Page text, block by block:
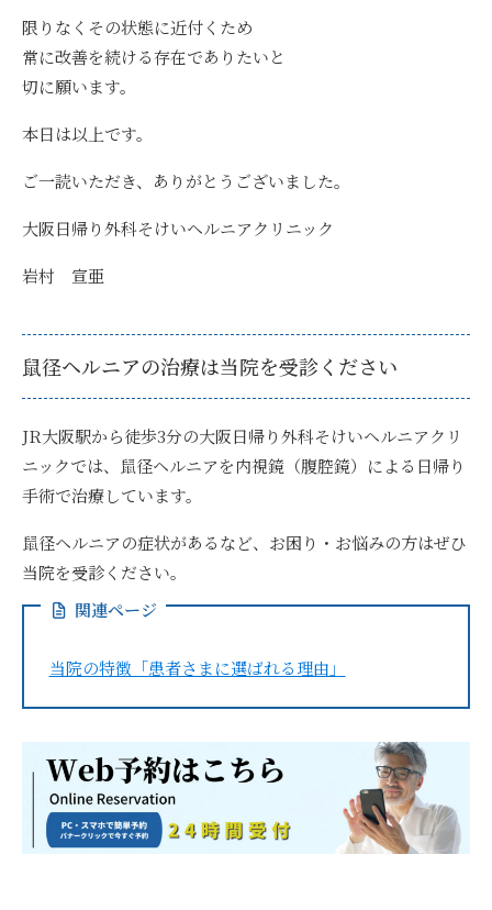
限りなくその状態に近付くため
常に改善を続ける存在でありたいと
切に願います。
本日は以上です。
ご一読いただき、ありがとうございました。
大阪日帰り外科そけいヘルニアクリニック
岩村 宣亜
鼠径ヘルニアの治療は当院を受診ください
JR大阪駅から徒歩3分の大阪日帰り外科そけいヘルニアクリ
ニックでは、 鼠径ヘルニアを内視鏡（腹腔鏡）による日帰り
手術で治療しています。
鼠径ヘルニアの症状があるなど、お困り・お悩みの方はぜひ
当院を受診ください。
関連ページ
当院の特徴「患者さまに選ばれる理由」